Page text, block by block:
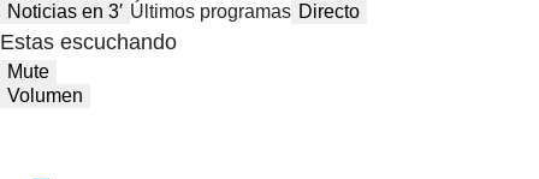
Noticias en 3′ Últimos programas Directo
Estas escuchando
Mute
Volumen